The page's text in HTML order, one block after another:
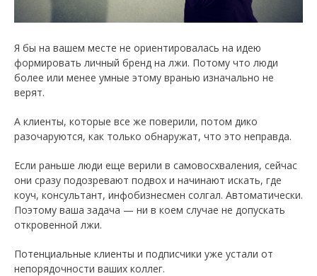
Я бы на вашем месте не ориентировалась на идею
формировать личный бренд на лжи. Потому что люди
более или менее умные этому вранью изначально не
верят.
А клиенты, которые все же поверили, потом дико
разочаруются, как только обнаружат, что это неправда.
Если раньше люди еще верили в самовосхваления, сейчас
они сразу подозревают подвох и начинают искать, где
коуч, консультант, инфобизнесмен солгал. Автоматически.
Поэтому ваша задача — ни в коем случае не допускать
откровенной лжи.
Потенциальные клиенты и подписчики уже устали от
непорядочности ваших коллег.